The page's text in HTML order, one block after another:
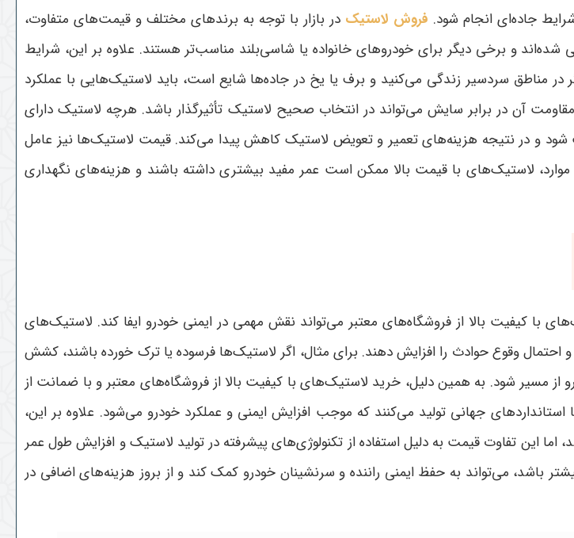
جاده‌ای انجام شود. فروش لاستیک در بازار با توجه به برندهای مختلف و قیمت‌های متفاوت،
و برخی دیگر برای خودروهای خانواده یا شاسی‌بلند مناسب‌تر هستند. علاوه بر این، شرایط
در مناطق سردسیر زندگی می‌کنید و برف یا یخ در جاده‌ها شایع است، باید لاستیک‌هایی با عملکرد
آن در برابر سایش می‌تواند در انتخاب صحیح لاستیک تأثیرگذار باشد. هرچه لاستیک دارای
شود و در نتیجه هزینه‌های تعمیر و تعویض لاستیک کاهش پیدا می‌کند. قیمت لاستیک‌ها نیز عامل
لاستیک‌های با قیمت بالا ممکن است عمر مفید بیشتری داشته باشند و هزینه‌های نگهداری
کیفیت بالا از فروشگاه‌های معتبر می‌تواند نقش مهمی در ایمنی خودرو ایفا کند. لاستیک‌های
وقوع حوادث را افزایش دهند. برای مثال، اگر لاستیک‌ها فرسوده یا ترک خورده باشند، کشش
مسیر شود. به همین دلیل، خرید لاستیک‌های با کیفیت بالا از فروشگاه‌های معتبر و با ضمانت از
جهانی تولید می‌کنند که موجب افزایش ایمنی و عملکرد خودرو می‌شود. علاوه بر این،
این تفاوت قیمت به دلیل استفاده از تکنولوژی‌های پیشرفته در تولید لاستیک و افزایش طول عمر
باشد، می‌تواند به حفظ ایمنی راننده و سرنشینان خودرو کمک کند و از بروز هزینه‌های اضافی در